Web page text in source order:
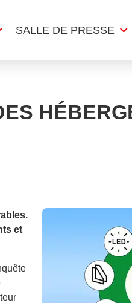
SALLE DE PRESSE
et